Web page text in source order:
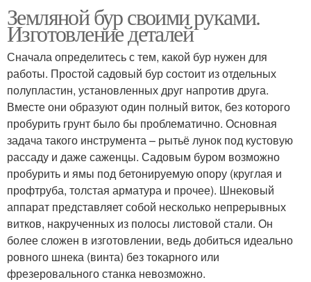
Земляной бур своими руками.
Изготовление деталей
Сначала определитесь с тем, какой бур нужен для
работы. Простой садовый бур состоит из отдельных
полупластин, установленных друг напротив друга.
Вместе они образуют один полный виток, без которого
пробурить грунт было бы проблематично. Основная
задача такого инструмента – рытьё лунок под кустовую
рассаду и даже саженцы. Садовым буром возможно
пробурить и ямы под бетонируемую опору (круглая и
профтруба, толстая арматура и прочее). Шнековый
аппарат представляет собой несколько непрерывных
витков, накрученных из полосы листовой стали. Он
более сложен в изготовлении, ведь добиться идеально
ровного шнека (винта) без токарного или
фрезеровального станка невозможно.